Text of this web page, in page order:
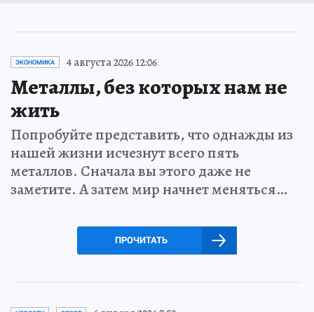
ЭКОНОМИКА 4 августа 2026 12:06
Металлы, без которых нам не
жить
Попробуйте представить, что однажды из
нашей жизни исчезнут всего пять
металлов. Сначала вы этого даже не
заметите. А затем мир начнет меняться…
ПРОЧИТАТЬ